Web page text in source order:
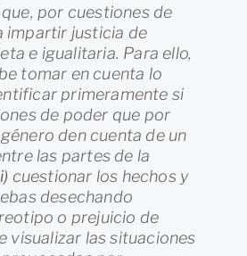
por cuestiones de
impartir justicia de
e igualitaria. Para ello,
tomar en cuenta lo
primeramente si
de poder que por
den cuenta de un
las partes de la
cuestionar los hechos y
desechando
o prejuicio de
visualizar las situaciones